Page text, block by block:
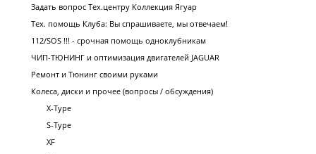
Задать вопрос Тех.центру Коллекция Ягуар
Тех. помощь Клуба: Вы спрашиваете, мы отвечаем!
112/SOS !!! - срочная помощь одноклубникам
ЧИП-ТЮНИНГ и оптимизация двигателей JAGUAR
Ремонт и Тюнинг своими руками
Колеса, диски и прочее (вопросы / обсуждения)
X-Type
S-Type
XF